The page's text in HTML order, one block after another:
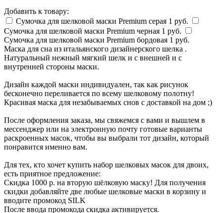
Добавить к товару:
Сумочка для шелковой маски Premium серая 1 руб.
Сумочка для шелковой маски Premium черная 1 руб.
Сумочка для шелковой маски Premium бордовая 1 руб.
Маска для сна из итальянского дизайнерского шелка .
Натуральный нежный мягкий шелк и с внешней и с
внутренней стороны маски.
Дизайн каждой маски индивидуален, так как рисунок
бесконечно переливается по всему шелковому полотну!
Красивая маска для незабываемых снов с доставкой на дом ;)
После оформления заказа, мы свяжемся с вами и вышлем в
мессенджер или на электронную почту готовые варианты
раскроенных масок, чтобы вы выбрали тот дизайн, который
понравится именно вам.
Для тех, кто хочет купить набор шелковых масок для двоих,
есть приятное предложение:
Скидка 1000 р. на вторую шёлковую маску! Для получения
скидки добавляйте две любые шелковые маски в корзину и
вводите промокод SILK
После ввода промокода скидка активируется.